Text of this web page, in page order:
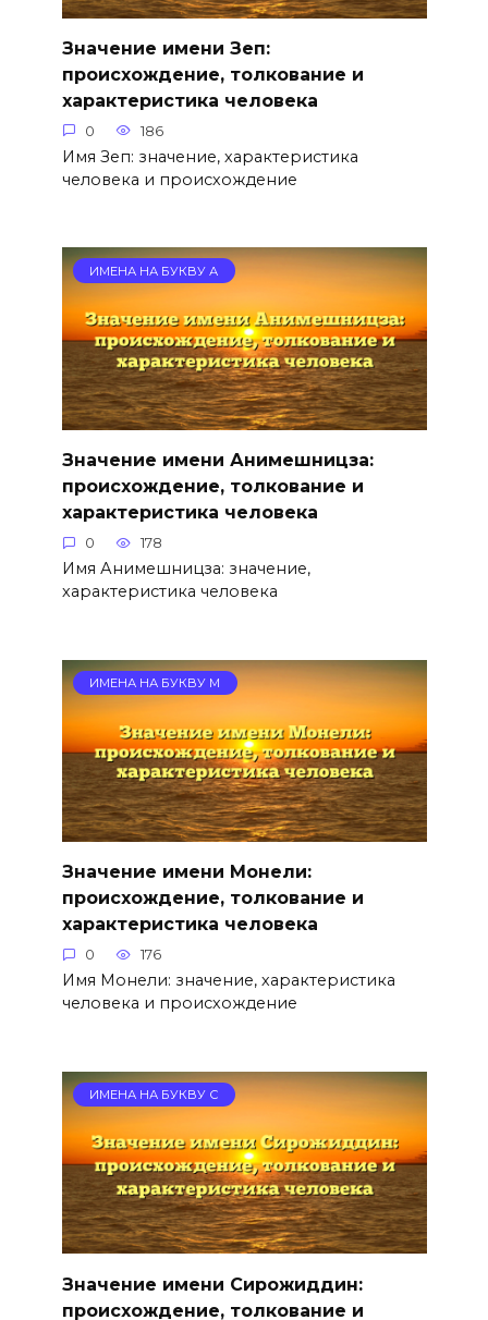
Значение имени Зеп:
происхождение, толкование и
характеристика человека
0 186
Имя Зеп: значение, характеристика
человека и происхождение
ИМЕНА НА БУКВУ А
Значение имени Анимешницза:
происхождение, толкование и
характеристика человека
0 178
Имя Анимешницза: значение,
характеристика человека
ИМЕНА НА БУКВУ М
Значение имени Монели:
происхождение, толкование и
характеристика человека
0 176
Имя Монели: значение, характеристика
человека и происхождение
ИМЕНА НА БУКВУ С
Значение имени Сирожиддин:
происхождение, толкование и